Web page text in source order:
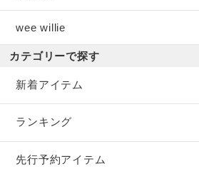
wee willie
カテゴリーで探す
新着アイテム
ランキング
先行予約アイテム